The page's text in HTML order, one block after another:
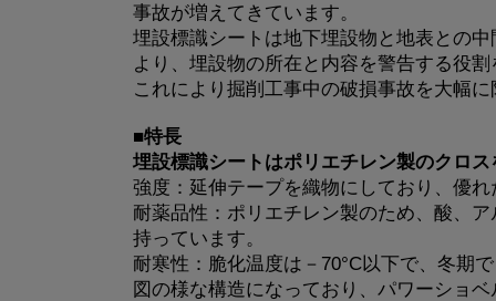
事故が増えてきています。
埋設標識シートは地下埋設物と地表との
より、埋設物の所在と内容を警告する役
これにより掘削工事中の破損事故を大幅
■特長
埋設標識シートはポリエチレン製のクロ
強度：延伸テープを織物にしており、優
耐薬品性：ポリエチレン製のため、酸、
持っています。
耐寒性：脆化温度は－70°C以下で、冬期
図の様な構造になっており、パワーショ